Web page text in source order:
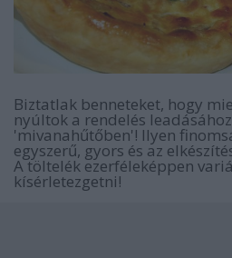
Biztatlak benneteket, hogy
nyúltok a rendelés
'mivanahűtőben'! Ilyen
egyszerű, gyors és az
A töltelék ezerféleképpen
kísérletezgetni!